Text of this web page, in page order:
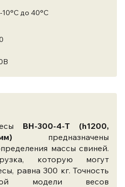
10°С до 40°С
ВН-300-4-Т (h1200,
предназначены
массы свиней.
которую могут
равна 300 кг. Точность
модели весов